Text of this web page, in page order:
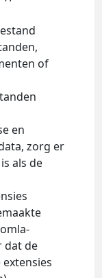
of
en
zorg er
als de
dat de